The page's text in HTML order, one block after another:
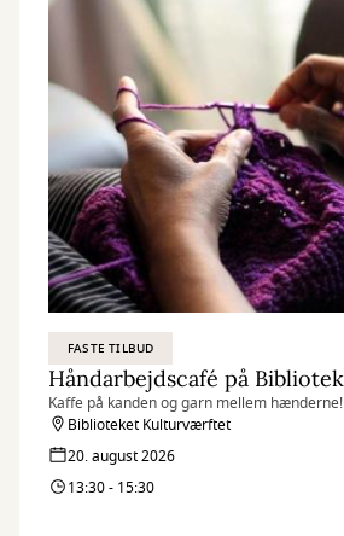
FASTE TILBUD
Kaffe på kanden og garn mellem hænderne!
Biblioteket Kulturværftet
20. august 2026
13:30 - 15:30